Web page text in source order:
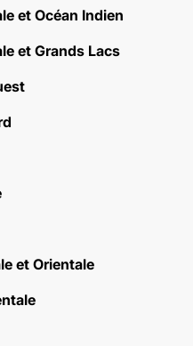
et Océan Indien
et Grands Lacs
et Orientale